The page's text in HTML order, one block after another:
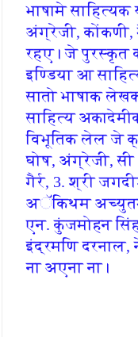
भाषामे
अंग्रेजी, कोंकणी,
रहए। जे पुरस्‍कृत
इण्‍डि‍या आ
सातो भाषाक
साहि‍त्‍य
वि‍भूति‍क लेल जे
घोष, अंग्रेजी,
गैर्र, 3. श्री
अॅकि‍थम अच्‍युतम्
एन. कुंजमोहन
इंद्रमणि‍ दरनाल,
ना अएना ना।